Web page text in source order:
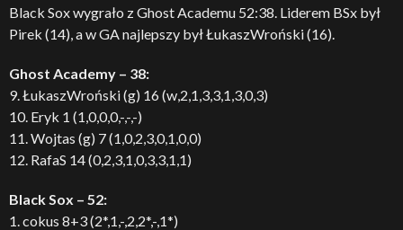
Black Sox wygrało z Ghost Academu 52:38. Liderem BSx był
Pirek (14), a w GA najlepszy był ŁukaszWroński (16).
Ghost Academy – 38:
9. ŁukaszWroński (g) 16 (w,2,1,3,3,1,3,0,3)
10. Eryk 1 (1,0,0,0,-,-,-)
11. Wojtas (g) 7 (1,0,2,3,0,1,0,0)
12. RafaS 14 (0,2,3,1,0,3,3,1,1)
Black Sox – 52:
1. cokus 8+3 (2*,1,-,2,2*,-,1*)